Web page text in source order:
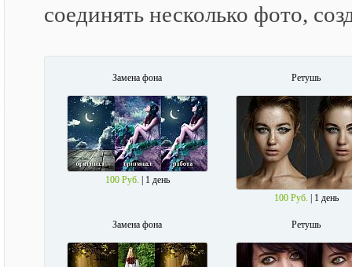
соединять несколько фото,
Замена фона
100 Руб. | 1 день
Ретушь
100 Руб. | 1 день
Замена фона Ретушь